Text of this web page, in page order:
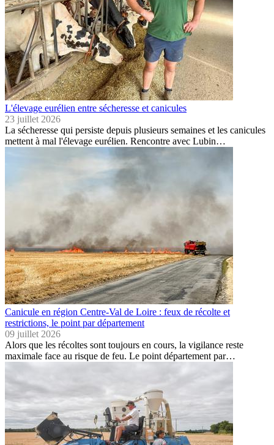
L'élevage eurélien entre sécheresse et canicules
23 juillet 2026
La sécheresse qui persiste depuis plusieurs semaines et les canicules
mettent à mal l'élevage eurélien. Rencontre avec Lubin…
Canicule en région Centre-Val de Loire : feux de récolte et
restrictions, le point par département
09 juillet 2026
Alors que les récoltes sont toujours en cours, la vigilance reste
maximale face au risque de feu. Le point département par…